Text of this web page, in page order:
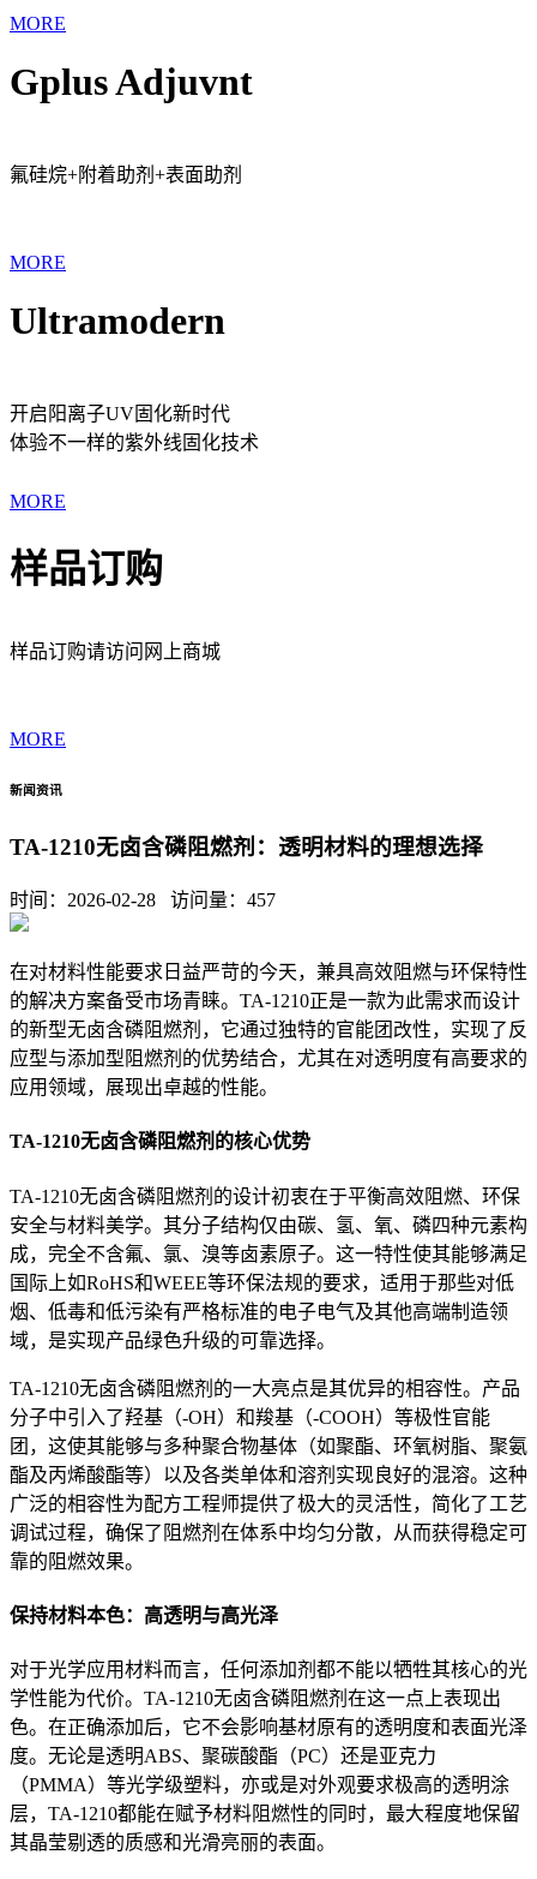
MORE
Gplus Adjuvnt
氟硅烷+附着助剂+表面助剂
MORE
Ultramodern
开启阳离子UV固化新时代
体验不一样的紫外线固化技术
MORE
样品订购
样品订购请访问网上商城
MORE
新闻资讯
TA-1210无卤含磷阻燃剂：透明材料的理想选择
时间：2026-02-28 访问量： 457
在对材料性能要求日益严苛的今天，兼具高效阻燃与环保特性
的解决方案备受市场青睐。TA-1210正是一款为此需求而设计
的新型无卤含磷阻燃剂，它通过独特的官能团改性，实现了反
应型与添加型阻燃剂的优势结合，尤其在对透明度有高要求的
应用领域，展现出卓越的性能。
TA-1210无卤含磷阻燃剂的核心优势
TA-1210无卤含磷阻燃剂的设计初衷在于平衡高效阻燃、环保
安全与材料美学。其分子结构仅由碳、氢、氧、磷四种元素构
成，完全不含氟、氯、溴等卤素原子。这一特性使其能够满足
国际上如RoHS和WEEE等环保法规的要求，适用于那些对低
烟、低毒和低污染有严格标准的电子电气及其他高端制造领
域，是实现产品绿色升级的可靠选择。
TA-1210无卤含磷阻燃剂的一大亮点是其优异的相容性。产品
分子中引入了羟基（-OH）和羧基（-COOH）等极性官能
团，这使其能够与多种聚合物基体（如聚酯、环氧树脂、聚氨
酯及丙烯酸酯等）以及各类单体和溶剂实现良好的混溶。这种
广泛的相容性为配方工程师提供了极大的灵活性，简化了工艺
调试过程，确保了阻燃剂在体系中均匀分散，从而获得稳定可
靠的阻燃效果。
保持材料本色：高透明与高光泽
对于光学应用材料而言，任何添加剂都不能以牺牲其核心的光
学性能为代价。TA-1210无卤含磷阻燃剂在这一点上表现出
色。在正确添加后，它不会影响基材原有的透明度和表面光泽
度。无论是透明ABS、聚碳酸酯（PC）还是亚克力
（PMMA）等光学级塑料，亦或是对外观要求极高的透明涂
层，TA-1210都能在赋予材料阻燃性的同时，最大程度地保留
其晶莹剔透的质感和光滑亮丽的表面。